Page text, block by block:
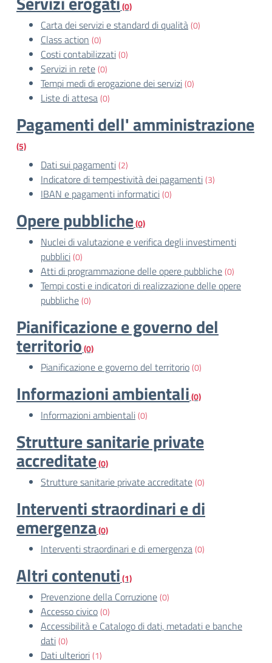
(0)
Carta dei servizi e standard di qualità(0)
Class action (0)
Costi contabilizzati(0)
Servizi in rete(0)
Tempi medi di erogazione dei servizi(0)
Liste di attesa(0)
Pagamenti dell' amministrazione
(5)
Dati sui pagamenti(2)
Indicatore di tempestività dei pagamenti(3)
IBAN e pagamenti informatici(0)
Opere pubbliche(0)
Nuclei di valutazione e verifica degli investimenti
pubblici(0)
Atti di programmazione delle opere pubbliche(0)
Tempi costi e indicatori di realizzazione delle opere
pubbliche(0)
Pianificazione e governo del
territorio(0)
Pianificazione e governo del territorio(0)
Informazioni ambientali(0)
Informazioni ambientali(0)
Strutture sanitarie private
accreditate(0)
Strutture sanitarie private accreditate(0)
Interventi straordinari e di
emergenza(0)
Interventi straordinari e di emergenza(0)
Altri contenuti(1)
Prevenzione della Corruzione(0)
Accesso civico(0)
Accessibilità e Catalogo di dati, metadati e banche
dati(0)
Dati ulteriori(1)